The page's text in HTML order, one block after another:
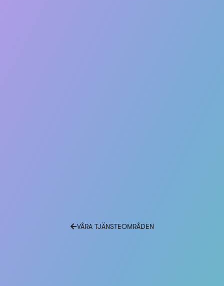
VÅRA TJÄNSTEOMRÅDEN